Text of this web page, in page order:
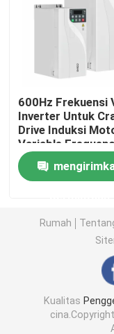
Penggerak
Konverter
Inverter
Inverter Frekuensi
Variable
Stasiun
Pengoptimal
600Hz Frekuensi
Inverter Untuk
Drive Induksi
Variable
Drive
Rumah
Kualitas